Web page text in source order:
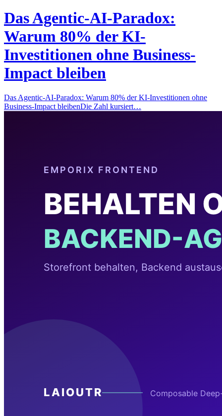
Das Agentic-AI-Paradox:
Warum 80% der KI-
Investitionen ohne Business-
Impact bleiben
Das Agentic-AI-Paradox: Warum 80% der KI-Investitionen ohne
Business-Impact bleibenDie Zahl kursiert…